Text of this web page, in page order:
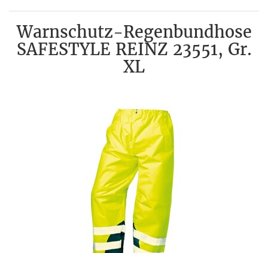
Warnschutz-Regenbundhose
SAFESTYLE REINZ 23551, Gr.
XL